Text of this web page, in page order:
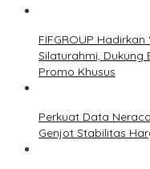
FIFGROUP
Silaturahmi, Dukung
Promo Khusus
Perkuat Data
Genjot Stabilitas